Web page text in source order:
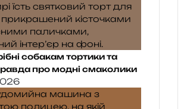
собакам тортики та
про модні смаколики